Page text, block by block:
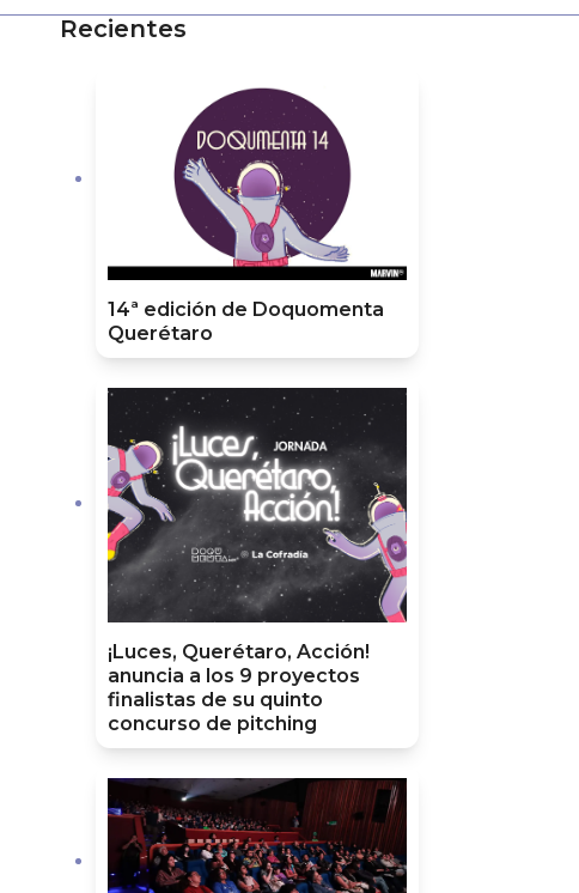
Recientes
14ª edición de Doquomenta
Querétaro
¡Luces, Querétaro, Acción!
anuncia a los 9 proyectos
finalistas de su quinto
concurso de pitching